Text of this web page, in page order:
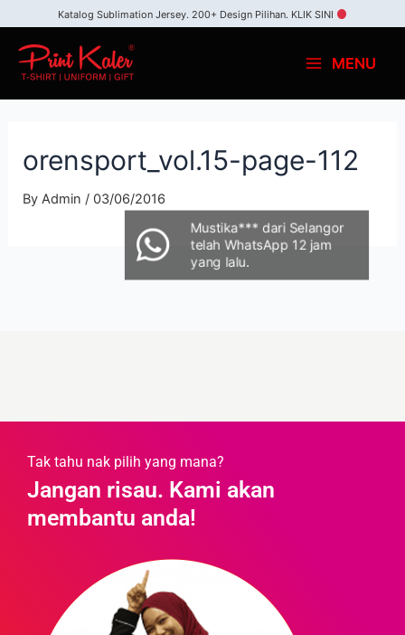
Katalog Sublimation Jersey. 200+ Design Pilihan. KLIK SINI
MENU
orensport_vol.15-page-112
ByAdmin / 03/06/2016
Tak tahu nak pilih yang mana?
Jangan risau. Kami akan
membantu anda!
Mustika*** dari Selangor
telah WhatsApp 12 jam
yang lalu.